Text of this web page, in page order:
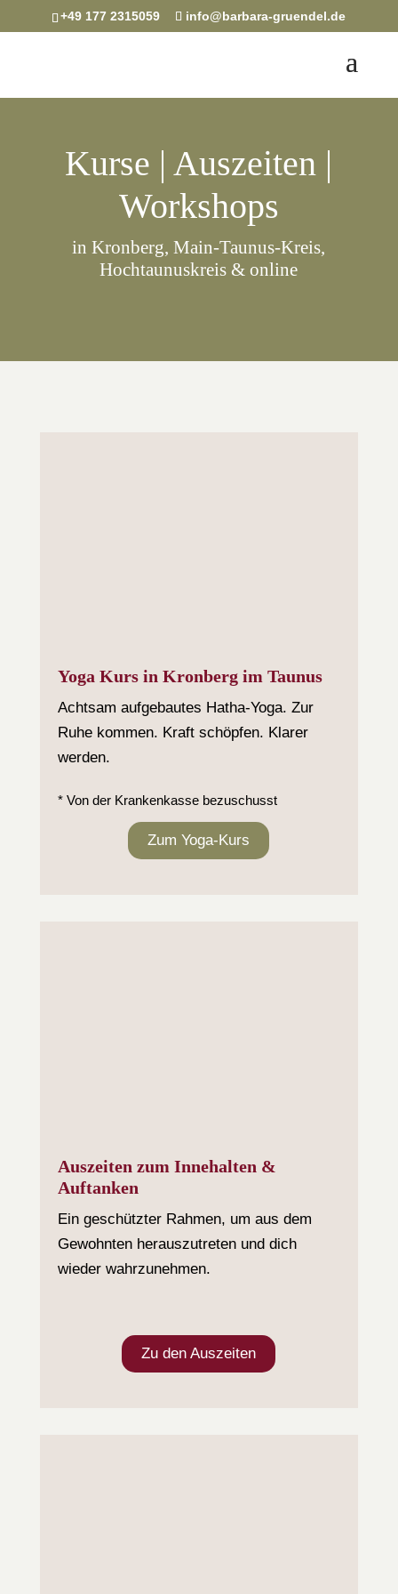
+49 177 2315059 info@barbara-gruendel.de
Kurse | Auszeiten |
Workshops
in Kronberg, Main-Taunus-Kreis,
Hochtaunuskreis & online
Yoga Kurs in Kronberg im Taunus
Achtsam aufgebautes Hatha-Yoga. Zur
Ruhe kommen. Kraft schöpfen. Klarer
werden.
* Von der Krankenkasse bezuschusst
Zum Yoga-Kurs
Auszeiten zum Innehalten &
Auftanken
Ein geschützter Rahmen, um aus dem
Gewohnten herauszutreten und dich
wieder wahrzunehmen.
Zu den Auszeiten